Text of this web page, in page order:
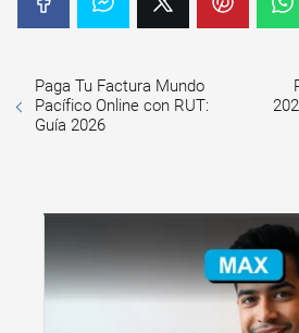
Paga Tu Factura Mundo
Pacífico Online con RUT:
Guía 2026